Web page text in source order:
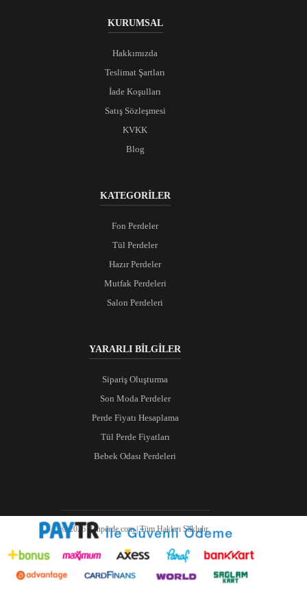
KURUMSAL
Hakkımızda
Teslimat Şartları
İade Koşulları
Satış Sözleşmesi
KVKK
Blog
KATEGORİLER
Fon Perdeler
Tül Perdeler
Hazır Perdeler
Mutfak Perdeleri
Salon Perdeleri
YARARLI BİLGİLER
Sipariş Oluşturma
Son Moda Perdeler
Perde Fiyatı Hesaplama
Tül Perde Fiyatları
Bebek Odası Perdeleri
© 2026 Ranperde.com | Tüm Hakları Saklıdır.